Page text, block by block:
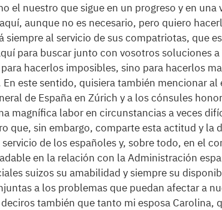
el nuestro que sigue en un progreso y en
aunque no es necesario, pero quiero
siempre al servicio de sus compatriotas, que
para buscar junto con vosotros soluciones
hacerlos imposibles, sino para hacerlos
este sentido, quisiera también mencionar al
de España en Zúrich y a los cónsules
magnífica labor en circunstancias a veces
que, sin embargo, comparte esta actitud y la
de los españoles y, sobre todo, en el
en la relación con la Administración
suizos su amabilidad y siempre su
a los problemas que puedan afectar a
también que tanto mi esposa Carolina,